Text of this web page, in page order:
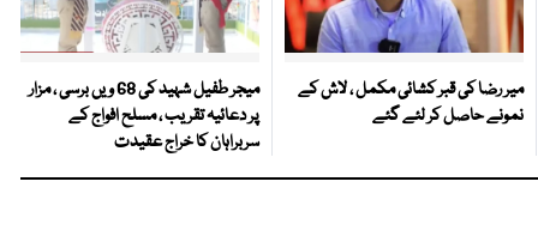
میر رضا کی قبر کشائی مکمل ، لاش کے
نمونے حاصل کر لئے گئے
میجر طفیل شہید کی 68 ویں برسی ، مزار
پر دعائیہ تقریب ، مسلح افواج کے
سربراہان کا خراج عقیدت